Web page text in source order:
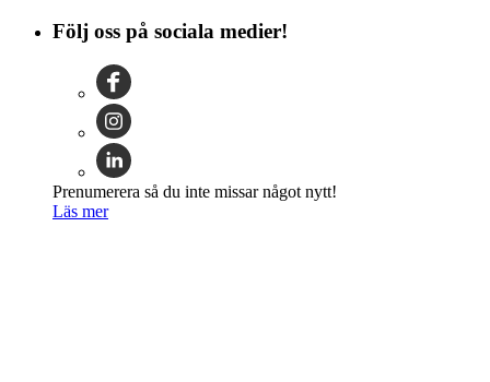
Följ oss på sociala medier!
Prenumerera så du inte missar något nytt!
Läs mer